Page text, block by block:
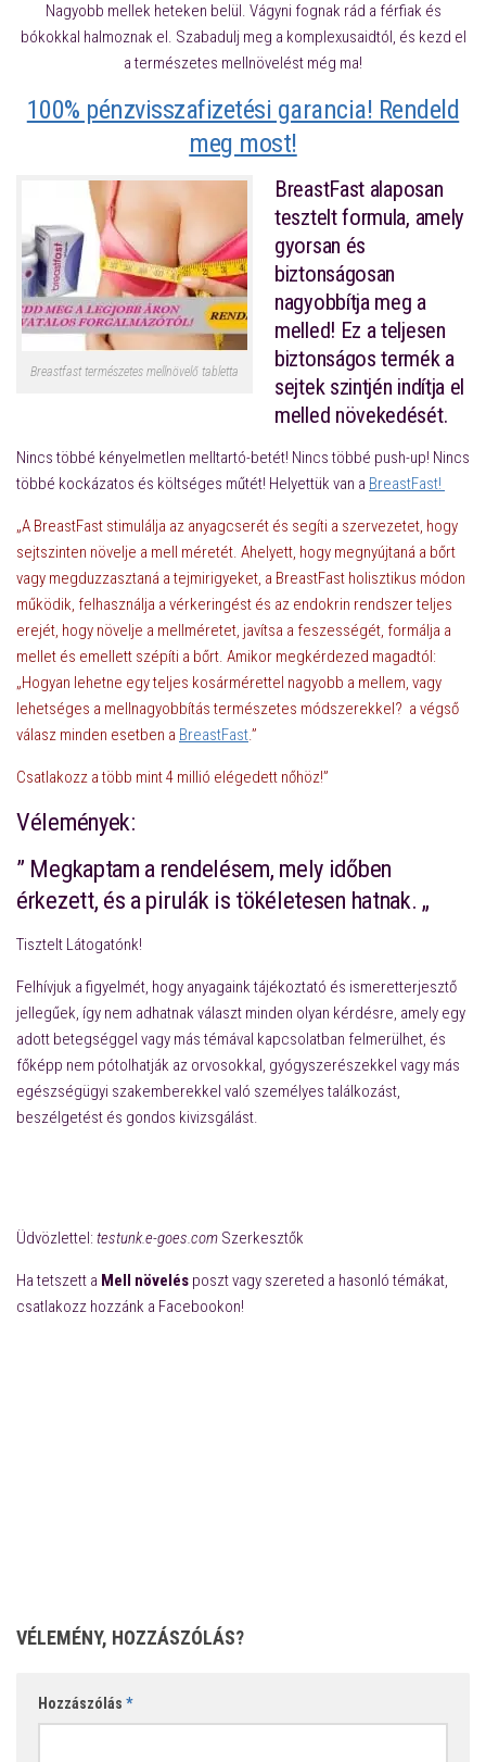
Nagyobb mellek heteken belül. Vágyni fognak rád a férfiak és
bókokkal halmoznak el. Szabadulj meg a komplexusaidtól, és kezd el
a természetes mellnövelést még ma!
100% pénzvisszafizetési garancia! Rendeld
meg most!
Breastfast természetes mellnövelő tabletta
BreastFast alaposan
tesztelt formula, amely
gyorsan és
biztonságosan
nagyobbítja meg a
melled! Ez a teljesen
biztonságos termék a
sejtek szintjén indítja el
melled növekedését.
Nincs többé kényelmetlen melltartó-betét! Nincs többé push-up! Nincs
többé kockázatos és költséges műtét! Helyettük van a BreastFast!
„A BreastFast stimulálja az anyagcserét és segíti a szervezetet, hogy
sejtszinten növelje a mell méretét. Ahelyett, hogy megnyújtaná a bőrt
vagy megduzzasztaná a tejmirigyeket, a BreastFast holisztikus módon
működik, felhasználja a vérkeringést és az endokrin rendszer teljes
erejét, hogy növelje a mellméretet, javítsa a feszességét, formálja a
mellet és emellett szépíti a bőrt. Amikor megkérdezed magadtól:
„Hogyan lehetne egy teljes kosármérettel nagyobb a mellem, vagy
lehetséges a mellnagyobbítás természetes módszerekkel? a végső
válasz minden esetben a BreastFast.”
Csatlakozz a több mint 4 millió elégedett nőhöz!”
Vélemények:
” Megkaptam a rendelésem, mely időben
érkezett, és a pirulák is tökéletesen hatnak. „
Tisztelt Látogatónk!
Felhívjuk a figyelmét, hogy anyagaink tájékoztató és ismeretterjesztő
jellegűek, így nem adhatnak választ minden olyan kérdésre, amely egy
adott betegséggel vagy más témával kapcsolatban felmerülhet, és
főképp nem pótolhatják az orvosokkal, gyógyszerészekkel vagy más
egészségügyi szakemberekkel való személyes találkozást,
beszélgetést és gondos kivizsgálást.
Üdvözlettel: testunk.e-goes.com Szerkesztők
Ha tetszett a Mell növelés poszt vagy szereted a hasonló témákat,
csatlakozz hozzánk a Facebookon!
VÉLEMÉNY, HOZZÁSZÓLÁS?
Hozzászólás *